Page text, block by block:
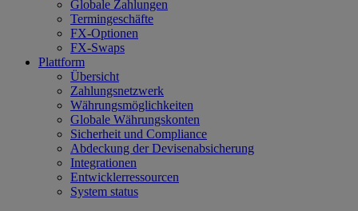
Globale Zahlungen
Termingeschäfte
FX-Optionen
FX-Swaps
Plattform
Übersicht
Zahlungsnetzwerk
Währungsmöglichkeiten
Globale Währungskonten
Sicherheit und Compliance
Abdeckung der Devisenabsicherung
Integrationen
Entwicklerressourcen
System status